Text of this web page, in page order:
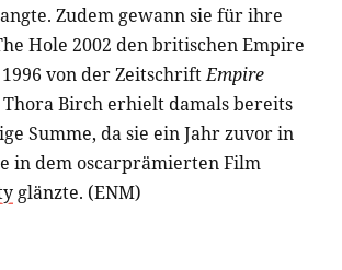
Zudem gewann sie für ihre
Hole 2002 den britischen Empire
von der ZeitschriftEmpire
Birch erhielt damals bereits
Summe, da sie ein Jahr zuvor in
in dem oscarprämierten Film
glänzte. (ENM)